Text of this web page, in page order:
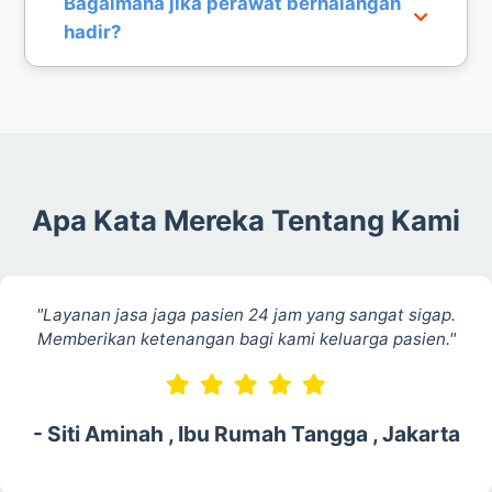
biaya rumah sakit, obat-obatan, atau tindakan
medis yang dilakukan oleh pihak RS St. Carolus.
hadir?
Apa Kata Mereka Tentang Kami
"Layanan jasa jaga pasien 24 jam yang sangat sigap.
Memberikan ketenangan bagi kami keluarga pasien."
- Siti Aminah , Ibu Rumah Tangga , Jakarta